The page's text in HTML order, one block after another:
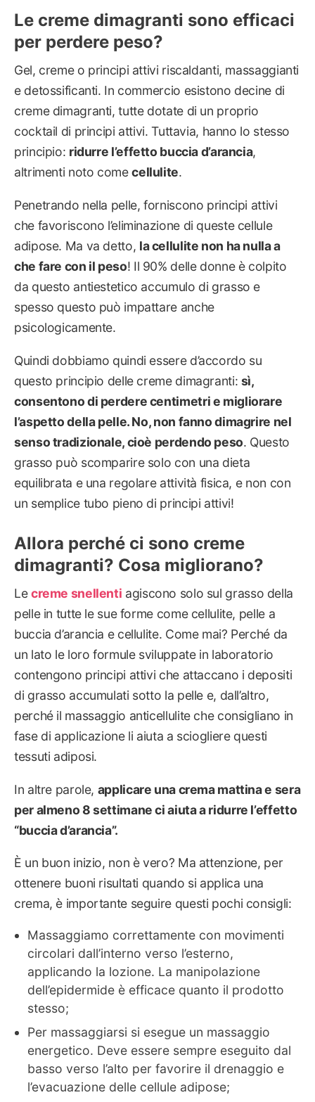
Le creme dimagranti sono efficaci
per perdere peso?
Gel, creme o principi attivi riscaldanti, massaggianti
e detossificanti. In commercio esistono decine di
creme dimagranti, tutte dotate di un proprio
cocktail di principi attivi. Tuttavia, hanno lo stesso
principio: ridurre l’effetto buccia d’arancia,
altrimenti noto comecellulite.
Penetrando nella pelle, forniscono principi attivi
che favoriscono l’eliminazione di queste cellule
adipose. Ma va detto, la cellulite non ha nulla a
che fare con il peso! Il 90% delle donne è colpito
da questo antiestetico accumulo di grasso e
spesso questo può impattare anche
psicologicamente.
Quindi dobbiamo quindi essere d’accordo su
questo principio delle creme dimagranti: sì,
consentono di perdere centimetri e migliorare
l’aspetto della pelle. No, non fanno dimagrire nel
senso tradizionale, cioè perdendo peso. Questo
grasso può scomparire solo con una dieta
equilibrata e una regolare attività fisica, e non con
un semplice tubo pieno di principi attivi!
Allora perché ci sono creme
dimagranti? Cosa migliorano?
Lecreme snellenti agiscono solo sul grasso della
pelle in tutte le sue forme come cellulite, pelle a
buccia d’arancia e cellulite. Come mai? Perché da
un lato le loro formule sviluppate in laboratorio
contengono principi attivi che attaccano i depositi
di grasso accumulati sotto la pelle e, dall’altro,
perché il massaggio anticellulite che consigliano in
fase di applicazione li aiuta a sciogliere questi
tessuti adiposi.
In altre parole, applicare una crema mattina e sera
per almeno 8 settimane ci aiuta a ridurre l’effetto
“buccia d’arancia”.
È un buon inizio, non è vero? Ma attenzione, per
ottenere buoni risultati quando si applica una
crema, è importante seguire questi pochi consigli:
Massaggiamo correttamente con movimenti
circolari dall’interno verso l’esterno,
applicando la lozione. La manipolazione
dell’epidermide è efficace quanto il prodotto
stesso;
Per massaggiarsi si esegue un massaggio
energetico. Deve essere sempre eseguito dal
basso verso l’alto per favorire il drenaggio e
l’evacuazione delle cellule adipose;